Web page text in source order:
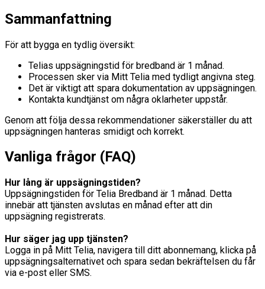
Sammanfattning
För att bygga en tydlig översikt:
Telias uppsägningstid för bredband är 1 månad.
Processen sker via Mitt Telia med tydligt angivna steg.
Det är viktigt att spara dokumentation av uppsägningen.
Kontakta kundtjänst om några oklarheter uppstår.
Genom att följa dessa rekommendationer säkerställer du att
uppsägningen hanteras smidigt och korrekt.
Vanliga frågor (FAQ)
Hur lång är uppsägningstiden?
Uppsägningstiden för Telia Bredband är 1 månad. Detta
innebär att tjänsten avslutas en månad efter att din
uppsägning registrerats.
Hur säger jag upp tjänsten?
Logga in på Mitt Telia, navigera till ditt abonnemang, klicka på
uppsägningsalternativet och spara sedan bekräftelsen du får
via e-post eller SMS.